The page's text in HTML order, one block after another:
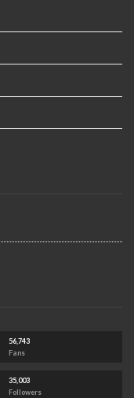
56,743
Fans
35,003
Followers